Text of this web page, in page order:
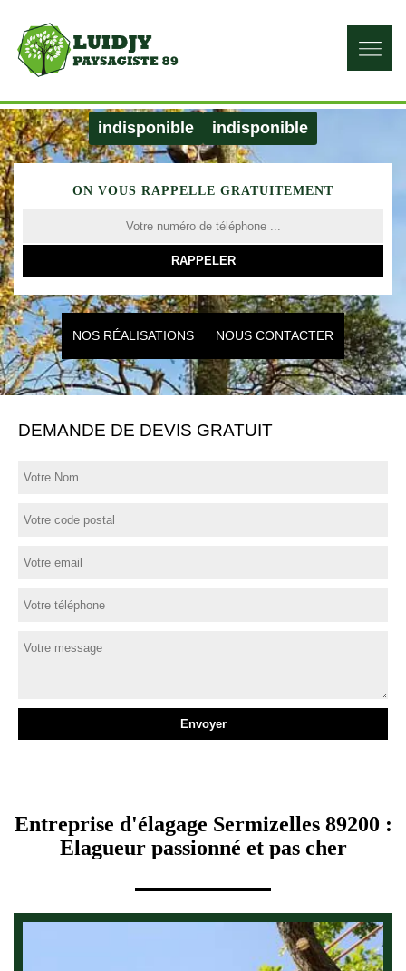
indisponible indisponible
ON VOUS RAPPELLE GRATUITEMENT
NOS RÉALISATIONS NOUS CONTACTER
DEMANDE DE DEVIS GRATUIT
Entreprise d'élagage Sermizelles 89200 :
Elagueur passionné et pas cher